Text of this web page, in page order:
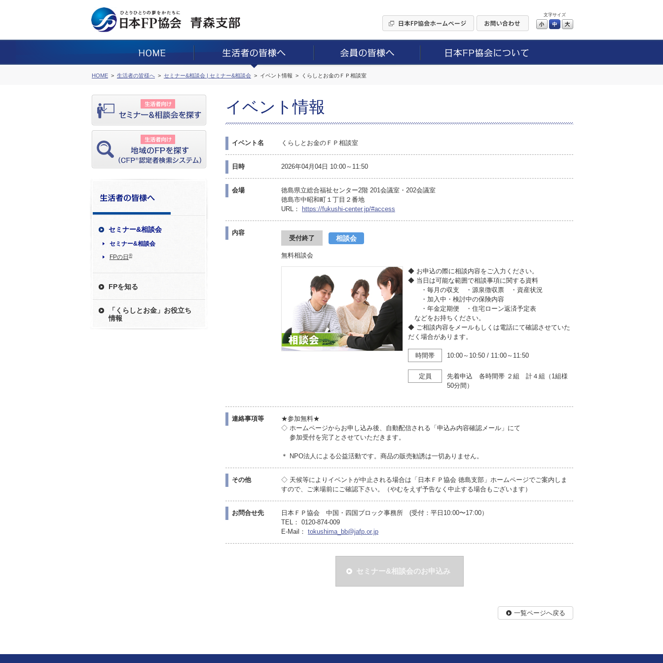
文字サイズ
小 中
HOME 生活者の皆様へ セミナー&相談会 | セミナー&相談会 イベント情報 くらしとお金のＦＰ相談室
セミナー&相談会
セミナー&相談会
FPの日 ®
FPを知る
「くらしとお金」お役立ち
情報
イベント情報
イベント名 くらしとお金のＦＰ相談室
日時 2026年04月04日 10:00～11:50
会場
徳島県立総合福祉センター2階 201会議室・202会議室
徳島市中昭和町１丁目２番地
URL：
https://fukushi-center.jp/#access
内容
受付終了 相談会
無料相談会
◆ お申込の際に相談内容をご入力ください。
◆ 当日は可能な範囲で相談事項に関する資料
・毎月の収支 ・源泉徴収票 ・資産状況
・加入中・検討中の保険内容
・年金定期便 ・住宅ローン返済予定表
などをお持ちください。
◆ ご相談内容をメールもしくは電話にて確認させていた
だく場合があります。
時間帯 10:00～10:50 / 11:00～11:50
定員
先着申込 各時間帯 ２組 計４組（1組様
50分間）
連絡事項等
★参加無料★
◇ ホームページからお申し込み後、自動配信される「申込み内容確認メール」にて
参加受付を完了とさせていただきます。
＊ NPO法人による公益活動です。商品の販売勧誘は一切ありません。
その他
◇ 天候等によりイベントが中止される場合は「日本ＦＰ協会 徳島支部」ホームページでご案内しま
すので、ご来場前にご確認下さい。（やむをえず予告なく中止する場合もございます）
お問合せ先
日本ＦＰ協会 中国・四国ブロック事務所 (受付：平日10:00〜17:00）
TEL： 0120-874-009
E-Mail： tokushima_bb@jafp.or.jp
セミナー&相談会のお申込み
一覧ページへ戻る